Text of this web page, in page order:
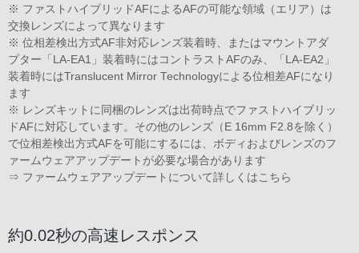
※ ファストハイブリッドAFによるAFの可能な領域（エリア）は
交換レンズによって異なります
※ 位相差検出方式AF非対応レンズ装着時、またはマウントアダ
プター「LA-EA1」装着時にはコントラストAFのみ、「LA-EA2」
装着時にはTranslucent Mirror Technologyによる位相差AFになり
ます
※ レンズキットに同梱のレンズは出荷時点でファストハイブリッ
ドAFに対応しています。その他のレンズ（E 16mm F2.8を除く）
で位相差検出方式AFを可能にするには、ボディおよびレンズのフ
ァームウェアアップデートが必要な場合があります
⇒ ファームウェアアップデートについて詳しくはこちら
約0.02秒の高速レスポンス